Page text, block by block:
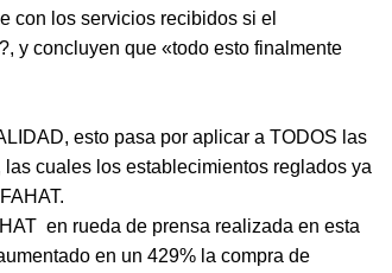
con los servicios recibidos si el
y concluyen que «todo esto finalmente
esto pasa por aplicar a TODOS las
cuales los establecimientos reglados ya
en rueda de prensa realizada en esta
en un 429% lacompra de